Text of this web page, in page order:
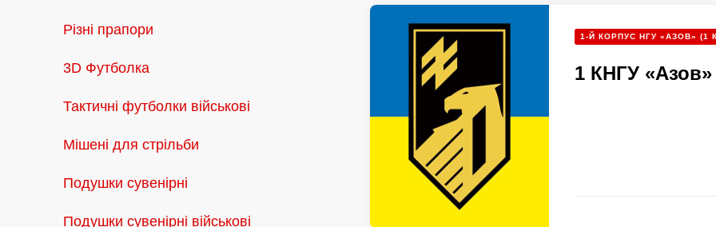
1-Й КОРПУС НГУ «АЗОВ» (1
1 КНГУ «Азов»
Різні прапори
3D Футболка
Тактичні футболки військові
Мішені для стрільби
Подушки сувенірні
Подушки сувенірні військові